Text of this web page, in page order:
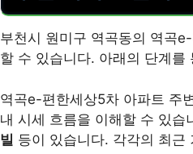
부천시 원미구 역곡동의 역곡
할 수 있습니다. 아래의 단계를
역곡e-편한세상5차 아파트 주
내 시세 흐름을 이해할 수 있습
빌 등이 있습니다. 각각의 최근